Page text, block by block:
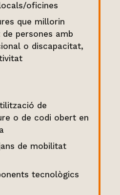
oficines
que millorin
persones amb
o discapacitat,
de
o de codi obert en
de mobilitat
tecnològics